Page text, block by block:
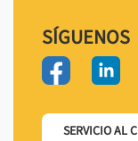
SÍGUENOS
SERVICIO AL